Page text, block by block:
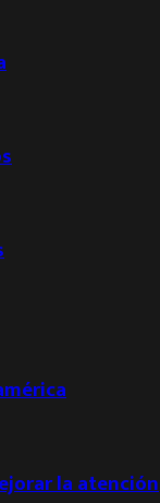
la atención